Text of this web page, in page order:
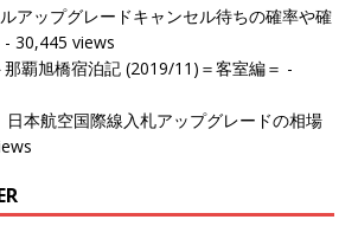
アップグレードキャンセル待ちの確率や確
- 30,445 views
覇旭橋宿泊記 (2019/11)＝客室編＝ -
本航空国際線入札アップグレードの相場